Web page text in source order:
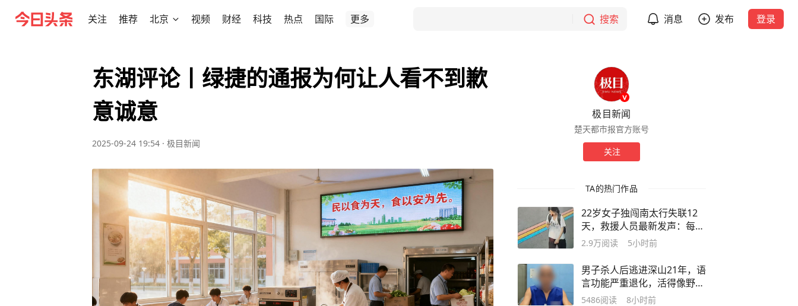
关注 推荐 北京 视频 财经 科技 热点 国际 更多 搜索 消息 发布 登录
东湖评论丨绿捷的通报为何让人看不到歉
意诚意
2025-09-24 19:54 · 极目新闻
极目新闻
楚天都市报官方账号
关注
TA的热门作品
22岁女子独闯南太行失联12
天，救援人员最新发声：每天
数十人上山搜寻，仍无法确认
深野草蜱虫扎堆，加大救援难
度
2.9万阅读 5小时前
男子杀人后逃进深山21年，语
言功能严重退化，活得像野
人！警方因一句话破案
5486阅读 8小时前